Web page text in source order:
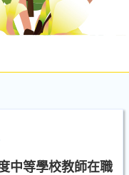
中等學校教師在職